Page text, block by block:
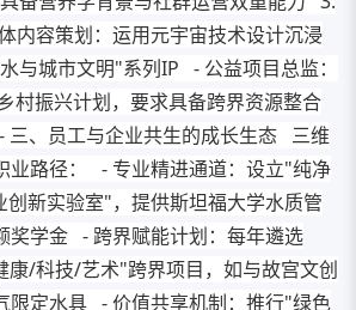
内容策划：运用元宇宙技术设计沉浸
与城市文明"系列IP - 公益项目总监：
村振兴计划，要求具备跨界资源整合
、员工与企业共生的成长生态 三维
业路径： - 专业精进通道：设立"纯净
新实验室"，提供斯坦福大学水质管
奖学金 - 跨界赋能计划：每年遴选
康/科技/艺术"跨界项目，如与故宫文创
限定水具 - 价值共享机制：推行"绿色